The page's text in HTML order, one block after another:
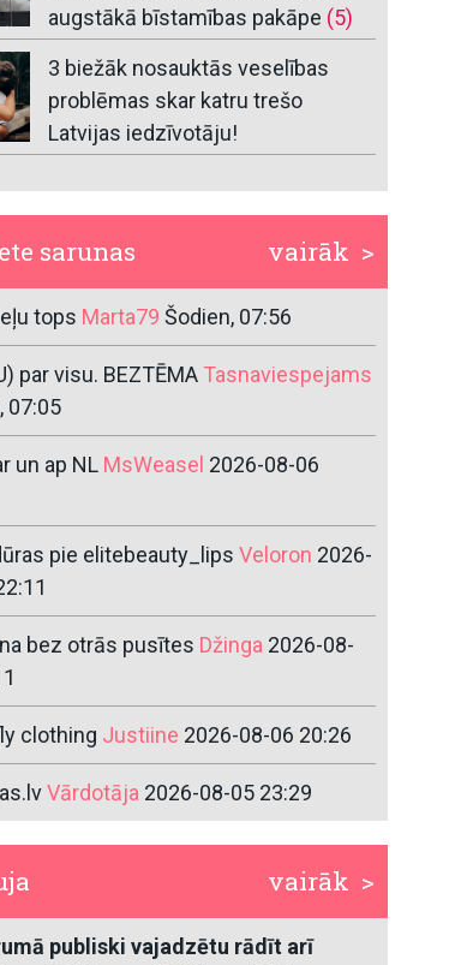
augstākā bīstamības pakāpe (5)
3 biežāk nosauktās veselības
problēmas skar katru trešo
Latvijas iedzīvotāju!
vairāk >
sarunas
tops Marta79 Šodien, 07:56
par visu. BEZTĒMA Tasnaviespejams
07:05
un ap NL MsWeasel 2026-08-06
pie elitebeauty_lips Veloron 2026-
bez otrās pusītes Džinga 2026-08-
clothing Justiine 2026-08-06 20:26
Vārdotāja 2026-08-05 23:29
vairāk >
publiski vajadzētu rādīt arī